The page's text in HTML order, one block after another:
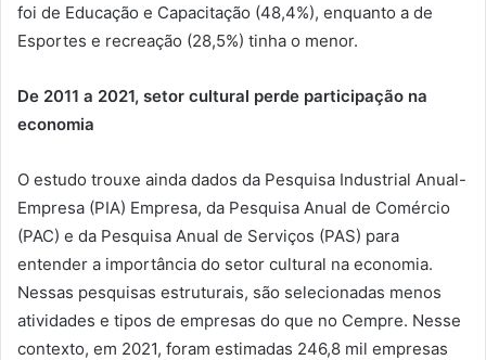
foi de Educação e Capacitação (48,4%), enquanto a de
Esportes e recreação (28,5%) tinha o menor.
De 2011 a 2021, setor cultural perde participação na
economia
O estudo trouxe ainda dados da Pesquisa Industrial Anual-
Empresa (PIA) Empresa, da Pesquisa Anual de Comércio
(PAC) e da Pesquisa Anual de Serviços (PAS) para
entender a importância do setor cultural na economia.
Nessas pesquisas estruturais, são selecionadas menos
atividades e tipos de empresas do que no Cempre. Nesse
contexto, em 2021, foram estimadas 246,8 mil empresas